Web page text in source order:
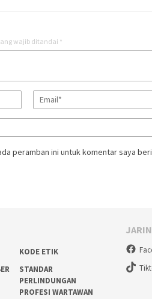
wajib ditandai *
peramban ini untuk komentar saya
KODE ETIK
STANDAR
PERLINDUNGAN
PROFESI WARTAWAN